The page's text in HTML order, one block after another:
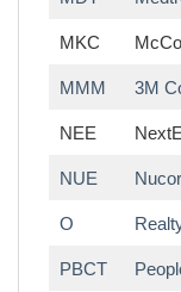
MKC
MMM 3M
NEE
NUE
O
PBCT